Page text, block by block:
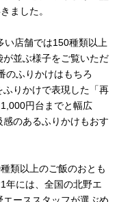
ました。
い店舗では150種類以上
並ぶ様子をご覧いただ
のふりかけはもちろ
りかけで表現した「再
円台までと幅広
のあるふりかけもおす
類以上のご飯のおとも
年には、全国の北野エ
ーススタッフが選ぶめ